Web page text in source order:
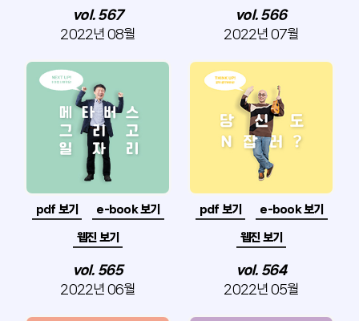
vol. 567
2022년 08월
vol. 566
2022년 07월
pdf 보기 e-book 보기
웹진 보기
vol. 565
2022년 06월
pdf 보기 e-book 보기
웹진 보기
vol. 564
2022년 05월